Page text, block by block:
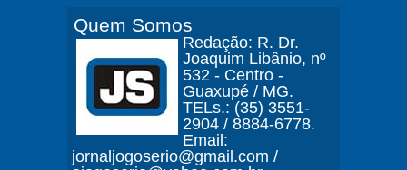
Quem Somos
Redação: R. Dr.
Joaquim Libânio, nº
532 - Centro -
Guaxupé / MG.
TELs.: (35) 3551-
2904 / 8884-6778.
Email:
jornaljogoserio@gmail.com /